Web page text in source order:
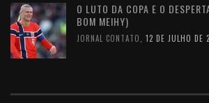
O LUTO DA COPA E O
BOM MEIHY)
JORNAL CONTATO 12 DE JULHO DE